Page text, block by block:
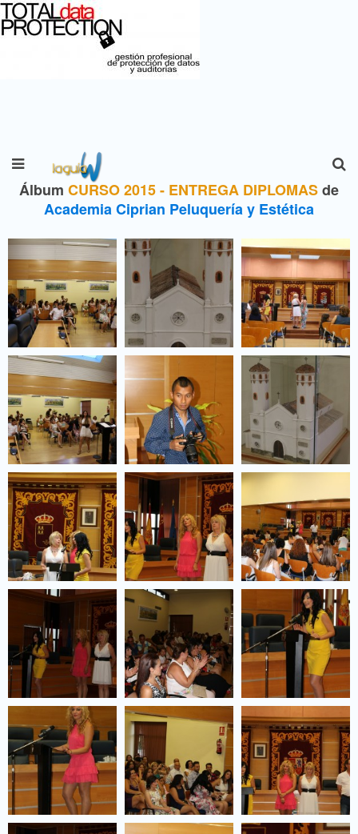
Álbum CURSO 2015 - ENTREGA DIPLOMASde
Academia Ciprian Peluquería y Estética